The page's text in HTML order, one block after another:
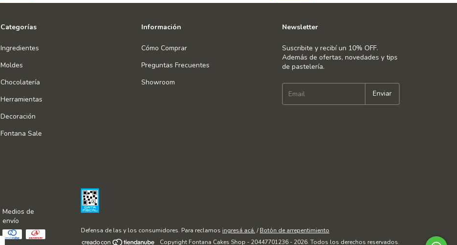
Categorías
Ingredientes
Moldes
Chocolatería
Herramientas
Decoración
Fontana Sale
Información
Cómo Comprar
Preguntas Frecuentes
Showroom
Newsletter
Suscribite y recibí un 10% OFF.
Además de ofertas, novedades y tips
de pastelería.
Medios de
envío
Defensa de las y los consumidores. Para reclamos ingresá acá. / Botón de arrepentimiento
Copyright Fontana Cakes Shop - 20447701236 - 2026. Todos los derechos reservados.